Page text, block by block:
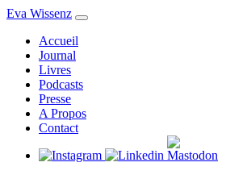
Eva Wissenz
Accueil
Journal
Livres
Podcasts
Presse
A Propos
Contact